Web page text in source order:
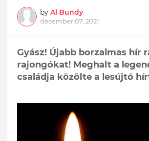
by Al Bundy
december 07, 2021
Gyász! Újabb borzalmas hír
rajongókat! Meghalt a
családja közölte a lesújtó